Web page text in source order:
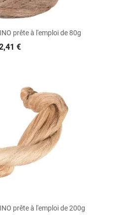
prête à l'emploi de 80g
€
prête à l'emploi de 200g